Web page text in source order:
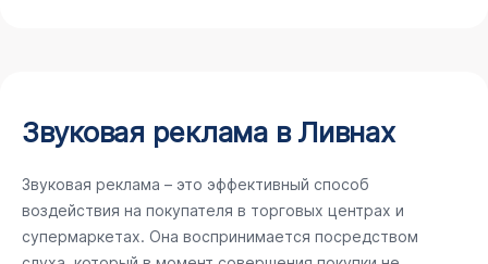
Звуковая реклама в Ливнах
Звуковая реклама – это эффективный способ
воздействия на покупателя в торговых центрах и
супермаркетах. Она воспринимается посредством